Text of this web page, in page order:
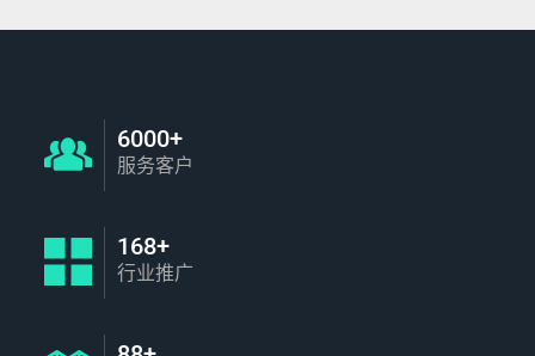
6000+
服务客户
168+
行业推广